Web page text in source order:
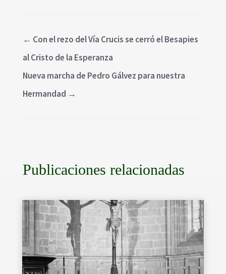
← Con el rezo del Vía Crucis se cerró el Besapies
al Cristo de la Esperanza
Nueva marcha de Pedro Gálvez para nuestra
Hermandad →
Publicaciones relacionadas